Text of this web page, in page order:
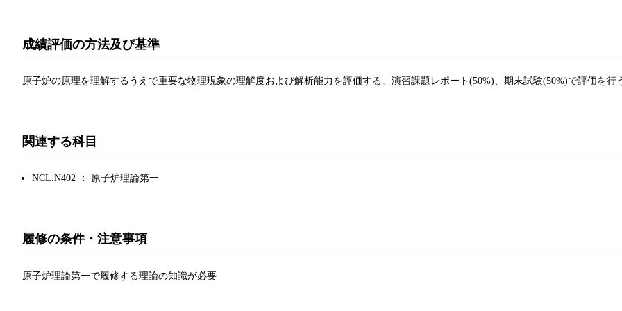
成績評価の方法及び基準
原子炉の原理を理解するうえで重要な物理現象の理解度および解析能力を評価する。演習課題レポート(50%)、期末試験(50%)で評価を行
関連する科目
NCL.N402 ： 原子炉理論第一
履修の条件・注意事項
原子炉理論第一で履修する理論の知識が必要